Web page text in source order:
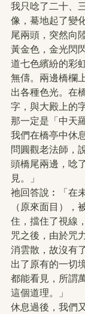
我只唸了二十、
像，驀地起了變
尾兩頭，突然向
黃金色，金光閃
道七色繽紛的彩
無儔。兩邊橋欄
出各種色光。在
字，與大殿上的
那一定是「中天
我們在橋亭中休
問圓觀老法師，
頭橋尾兩邊，唸
見。」
祂回答說︰「在
（原來面目），
住，擋住了視線
咒之後，由於咒
消雲散，故沒有
出了原有的一切
都能看見，所謂
這個道理。」
休息過後，我們